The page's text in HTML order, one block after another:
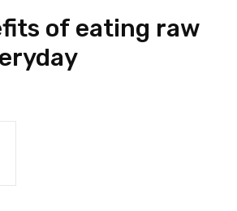
of eating raw